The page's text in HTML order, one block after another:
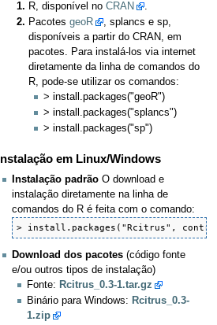
R, disponível noCRAN
.
PacotesgeoR
, splancs e sp,
disponíveis a partir do CRAN, em
pacotes. Para instalá-los via internet
diretamente da linha de comandos do
R, pode-se utilizar os comandos:
> install.packages("geoR")
> install.packages("splancs")
> install.packages("sp")
Instalação em Linux/Windows
Instalação padrãoO download e
instalação diretamente na linha de
comandos do R é feita com o comando:
> install.packages("Rcitrus",
Download dos pacotes(código fonte
e/ou outros tipos de instalação)
Fonte: Rcitrus_0.3-1.tar.gz
Binário para Windows: Rcitrus_0.3-
1.zip